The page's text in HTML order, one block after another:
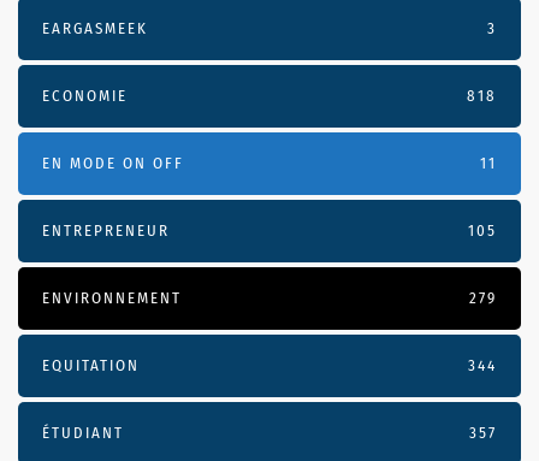
EARGASMEEK 3
ECONOMIE 818
EN MODE ON OFF 11
ENTREPRENEUR 105
ENVIRONNEMENT 279
EQUITATION 344
ÉTUDIANT 357